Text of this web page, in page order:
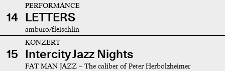
14
PERFORMANCE
LETTERS
amburo/fleischlin
15
KONZERT
Intercity Jazz Nights
FAT MAN JAZZ – The caliber of Peter Herbolzheimer